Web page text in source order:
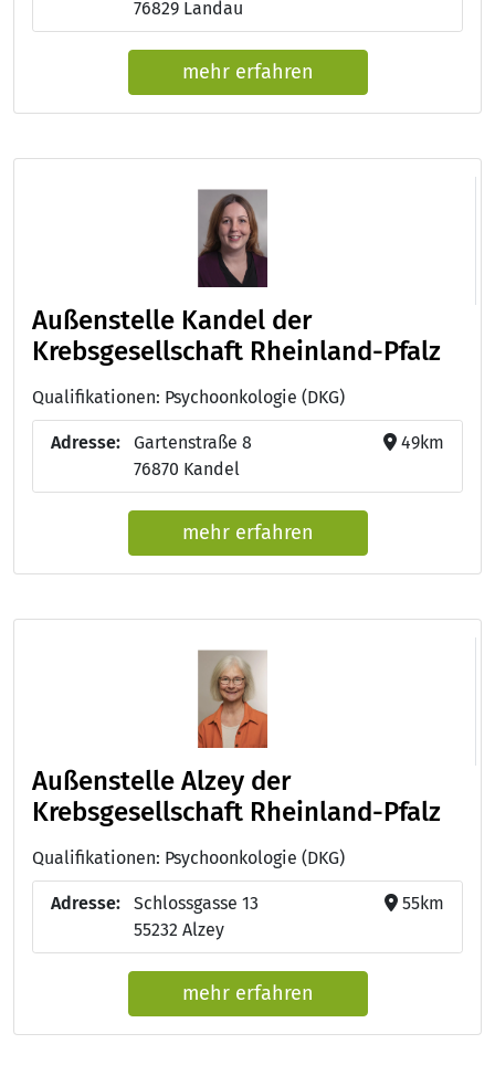
76829 Landau
mehr erfahren
Außenstelle Kandel der
Krebsgesellschaft Rheinland-Pfalz
Qualifikationen: Psychoonkologie (DKG)
Adresse:
Gartenstraße 8
76870 Kandel
49km
mehr erfahren
Außenstelle Alzey der
Krebsgesellschaft Rheinland-Pfalz
Qualifikationen: Psychoonkologie (DKG)
Adresse:
Schlossgasse 13
55232 Alzey
55km
mehr erfahren